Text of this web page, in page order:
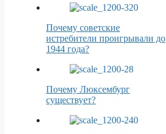
Почему советские
истребители проигрывали до
1944 года?
Почему Люксембург
существует?